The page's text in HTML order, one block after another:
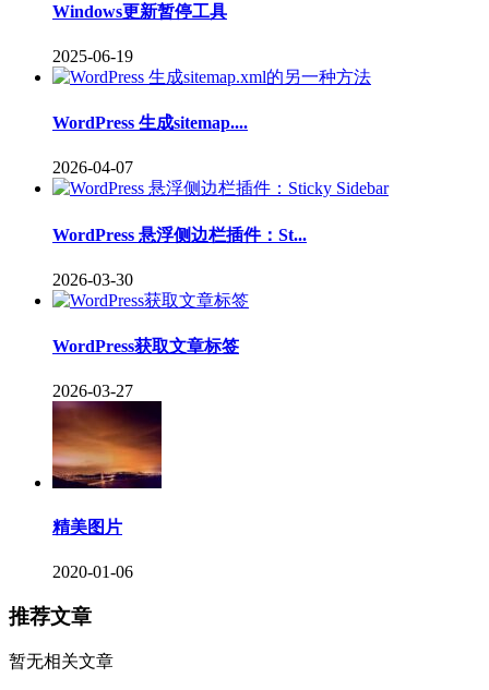
Windows更新暂停工具
2025-06-19
WordPress 生成sitemap....
2026-04-07
WordPress 悬浮侧边栏插件：St...
2026-03-30
WordPress获取文章标签
2026-03-27
精美图片
2020-01-06
推荐文章
暂无相关文章